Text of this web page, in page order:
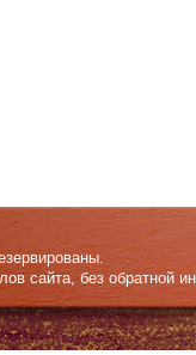
сайта, без обратной